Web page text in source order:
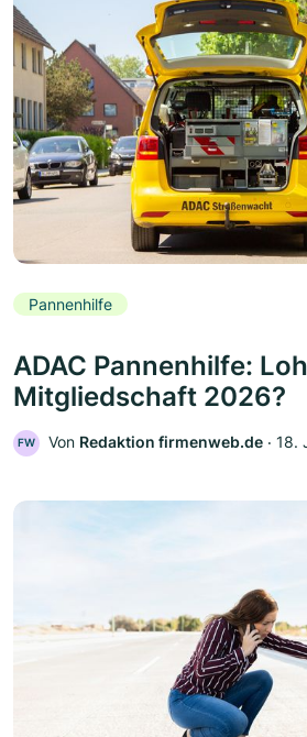
Pannenhilfe
ADAC Pannenhilfe:
Mitgliedschaft 2026?
FW Von Redaktion firmenweb.de ‧ 18.